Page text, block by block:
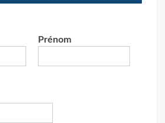
Prénom